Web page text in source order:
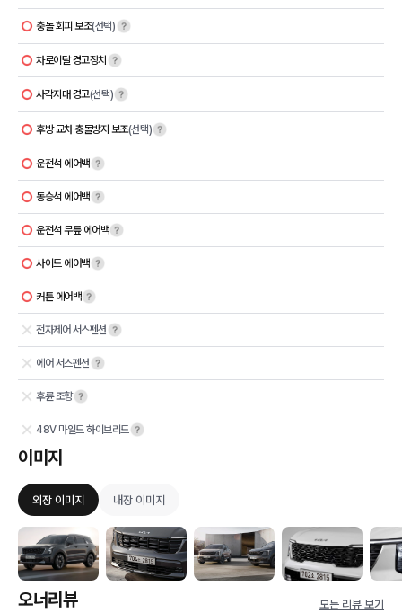
충돌 회피 보조(선택)
차로이탈 경고장치
사각지대 경고(선택)
후방 교차 충돌방지 보조(선택)
운전석 에어백
동승석 에어백
운전석 무릎 에어백
사이드 에어백
커튼 에어백
전자제어 서스펜션
에어 서스펜션
후륜 조향
48V 마일드 하이브리드
이미지
외장 이미지 내장 이미지
오너리뷰 모든 리뷰 보기